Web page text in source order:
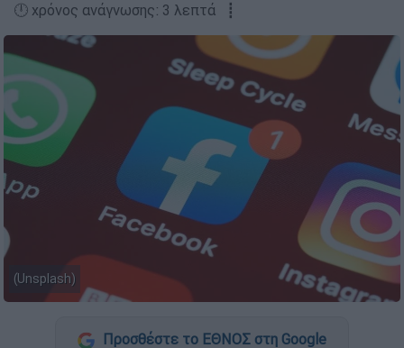
🕛 χρόνος ανάγνωσης: 3 λεπτά ┋
(Unsplash)
Προσθέστε το ΕΘΝΟΣ στη Google